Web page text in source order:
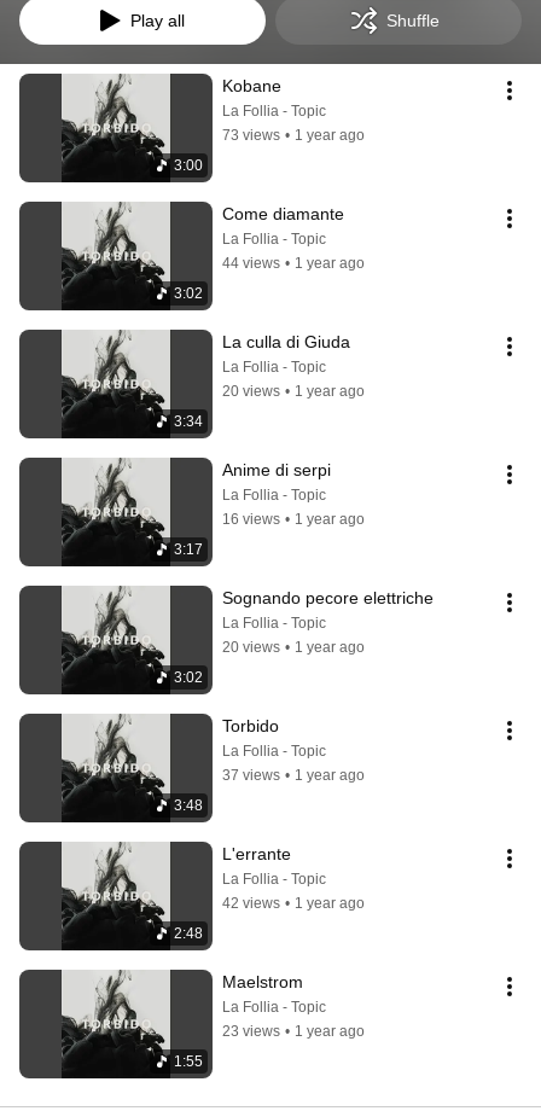
Play all Shuffle
3:00
Kobane
La Follia - Topic
73 views • 1 year ago
3:02
Come diamante
La Follia - Topic
44 views • 1 year ago
3:34
La culla di Giuda
La Follia - Topic
20 views • 1 year ago
3:17
Anime di serpi
La Follia - Topic
16 views • 1 year ago
3:02
Sognando pecore elettriche
La Follia - Topic
20 views • 1 year ago
3:48
Torbido
La Follia - Topic
37 views • 1 year ago
2:48
L'errante
La Follia - Topic
42 views • 1 year ago
1:55
Maelstrom
La Follia - Topic
23 views • 1 year ago